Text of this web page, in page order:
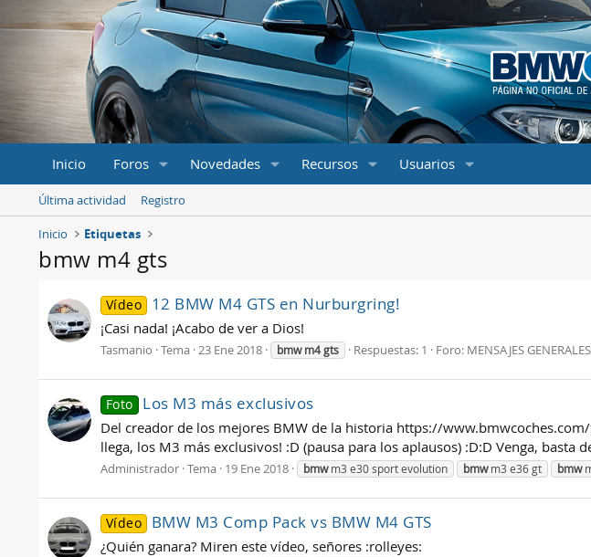
Inicio Foros Novedades Recursos Usuarios
Última actividad Registro
Inicio Etiquetas
bmw m4 gts
Vídeo 12 BMW M4 GTS en Nurburgring!
¡Casi nada! ¡Acabo de ver a Dios!
Tasmanio Tema 23 Ene 2018 bmw m4gts Respuestas: 1 Foro: MENSAJES GENERALES
Foto Los M3 más exclusivos
Del creador de los mejores BMW de la historia https://
llega, los M3 más exclusivos! :D (pausa para los aplausos) :D:D Venga, basta
Administrador Tema 19 Ene 2018 bmwm3 e30 sport evolution bmwm3 e36 gt bmw
Vídeo BMW M3 Comp Pack vs BMW M4 GTS
¿Quién ganara? Miren este vídeo, señores :rolleyes: